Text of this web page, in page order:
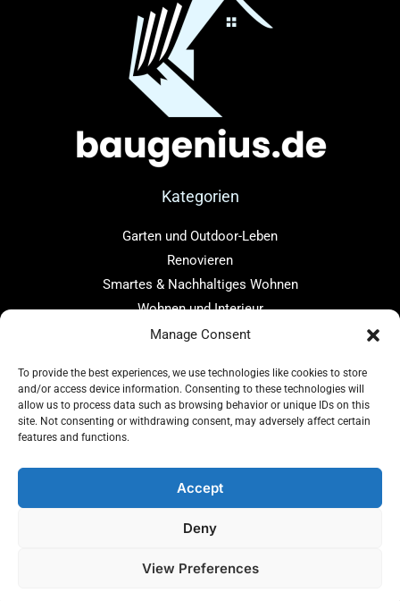
Manage Consent
To provide the best experiences, we use technologies like cookies to store
and/or access device information. Consenting to these technologies will
allow us to process data such as browsing behavior or unique IDs on this
site. Not consenting or withdrawing consent, may adversely affect certain
features and functions.
Accept
Deny
View Preferences
Kategorien
Garten und Outdoor-Leben
Renovieren
Smartes & Nachhaltiges Wohnen
Wohnen und Interieur
Links
Home
Über uns
Blog